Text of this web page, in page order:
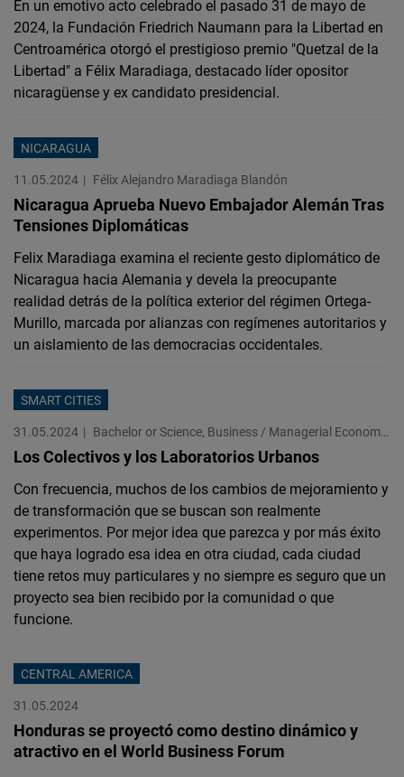
En un emotivo acto celebrado el pasado 31 de mayo de
2024, la Fundación Friedrich Naumann para la Libertad en
Centroamérica otorgó el prestigioso premio "Quetzal de la
Libertad" a Félix Maradiaga, destacado líder opositor
nicaragüense y ex candidato presidencial.
NICARAGUA
11.05.2024
Félix Alejandro Maradiaga Blandón
Nicaragua Aprueba Nuevo Embajador Alemán Tras
Tensiones Diplomáticas
Felix Maradiaga examina el reciente gesto diplomático de
Nicaragua hacia Alemania y devela la preocupante
realidad detrás de la política exterior del régimen Ortega-
Murillo, marcada por alianzas con regímenes autoritarios y
un aislamiento de las democracias occidentales.
SMART CITIES
31.05.2024
Bachelor or Science, Business / Managerial Economics Marco Martinez O’Daly
Los Colectivos y los Laboratorios Urbanos
Con frecuencia, muchos de los cambios de mejoramiento y
de transformación que se buscan son realmente
experimentos. Por mejor idea que parezca y por más éxito
que haya logrado esa idea en otra ciudad, cada ciudad
tiene retos muy particulares y no siempre es seguro que un
proyecto sea bien recibido por la comunidad o que
funcione.
CENTRAL AMERICA
31.05.2024
Honduras se proyectó como destino dinámico y
atractivo en el World Business Forum